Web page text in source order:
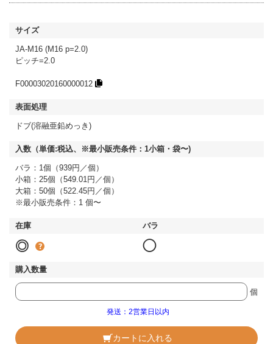
JA-M16 (M16 p=2.0)
ピッチ=2.0
F00003020160000012
ドブ(溶融亜鉛めっき)
バラ：1個（939円／個）
小箱：25個（549.01円／個）
大箱：50個（522.45円／個）
※最小販売条件：1 個〜
◎ ◯
個
発送：2営業日以内
カートに入れる